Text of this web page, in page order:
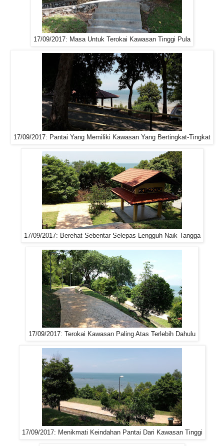
17/09/2017: Masa Untuk Terokai Kawasan Tinggi Pula
17/09/2017: Pantai Yang Memiliki Kawasan Yang Bertingkat-Tingkat
17/09/2017: Berehat Sebentar Selepas Lengguh Naik Tangga
17/09/2017: Terokai Kawasan Paling Atas Terlebih Dahulu
17/09/2017: Menikmati Keindahan Pantai Dari Kawasan Tinggi